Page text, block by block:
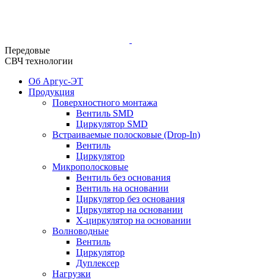
Передовые
СВЧ технологии
Об Аргус-ЭТ
Продукция
Поверхностного монтажа
Вентиль SMD
Циркулятор SMD
Встраиваемые полосковые (Drop-In)
Вентиль
Циркулятор
Микрополосковые
Вентиль без основания
Вентиль на основании
Циркулятор без основания
Циркулятор на основании
Х-циркулятор на основании
Волноводные
Вентиль
Циркулятор
Дуплексер
Нагрузки